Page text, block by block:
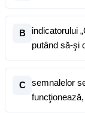
B
indicatorului
putând să-şi
C
semnalelor